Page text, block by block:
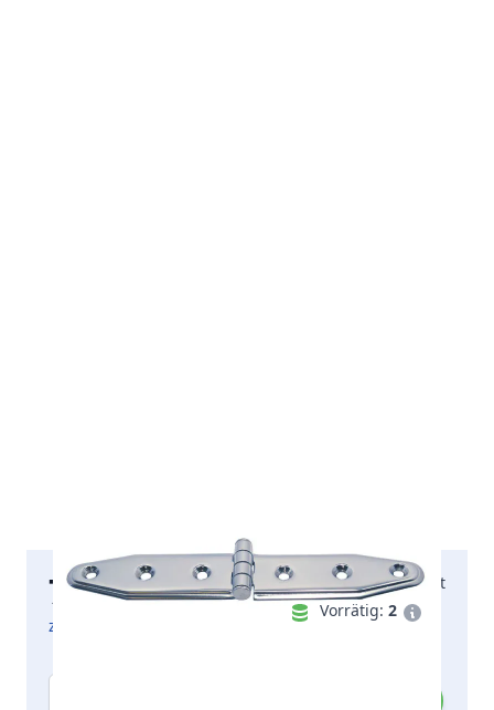
7,23 € inkl. MwSt.
zzgl. Versandkosten
Morgen geliefert
Vorrätig: 2
Menge